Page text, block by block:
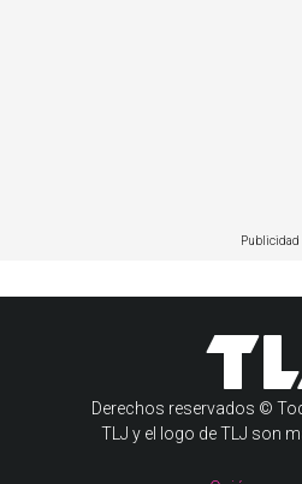
Publicidad
Derechos reservados ©
TLJ y el logo de TLJ son